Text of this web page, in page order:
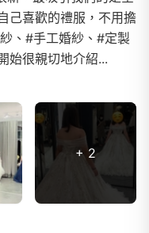
己喜歡的禮服，不用擔
、#手工婚紗、#定製
始很親切地介紹...
+ 2